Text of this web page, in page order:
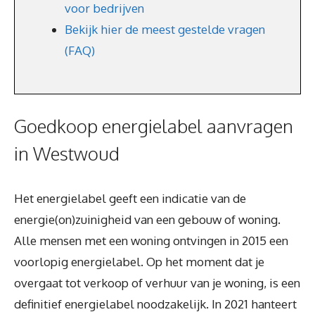
voor bedrijven
Bekijk hier de meest gestelde vragen
(FAQ)
Goedkoop energielabel aanvragen
in Westwoud
Het energielabel geeft een indicatie van de
energie(on)zuinigheid van een gebouw of woning.
Alle mensen met een woning ontvingen in 2015 een
voorlopig energielabel. Op het moment dat je
overgaat tot verkoop of verhuur van je woning, is een
definitief energielabel noodzakelijk. In 2021 hanteert